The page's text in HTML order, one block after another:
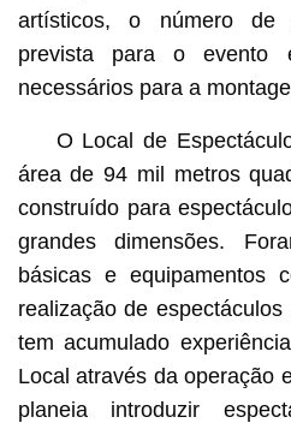
artísticos, o número de
prevista para o
necessários para a
O Local de
área de 94 mil metros
construído para
grandes dimensões.
básicas e equipamentos
realização de
tem acumulado
Local através da operação
planeia introduzir